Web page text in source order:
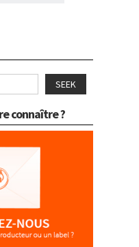
SEEK
connaître ?